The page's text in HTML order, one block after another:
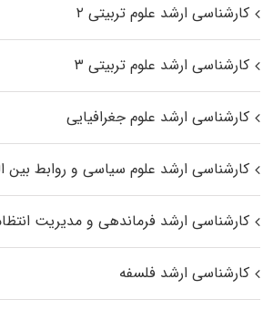
کارشناسی ارشد علوم تربیتی ۲
کارشناسی ارشد علوم تربیتی ۳
کارشناسی ارشد علوم جغرافیایی
کارشناسی ارشد علوم سیاسی و روابط بین
کارشناسی ارشد فرماندهی و مدیریت
کارشناسی ارشد فلسفه